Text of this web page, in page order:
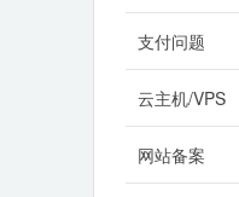
支付问题
云主机/VPS
网站备案